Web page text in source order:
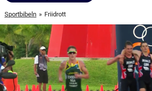
Sportbibeln » Friidrott